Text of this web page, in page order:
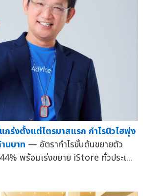
ร่งตั้งแต่ไตรมาสแรก กำไรนิวไฮพุ่ง
นบาท — อัตรากำไรขั้นต้นขยายตัว
พร้อมเร่งขยาย iStore ทั่วประเ...